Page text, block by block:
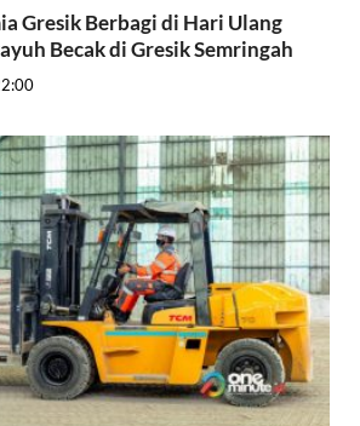
Gresik Berbagi di Hari Ulang
Becak di Gresik Semringah